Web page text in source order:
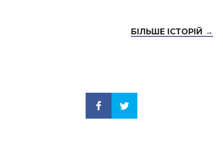
БІЛЬШЕ ІСТОРІЙ →